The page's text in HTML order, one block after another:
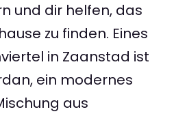
und dir helfen, das
zu finden. Eines
in Zaanstad ist
ein modernes
aus